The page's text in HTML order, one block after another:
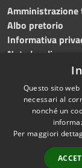
Albo pretorio
Informativa
Note legali
Dichiarazione di
Accessibilità
Questo sito
necessari al
nonché un
Per maggiori